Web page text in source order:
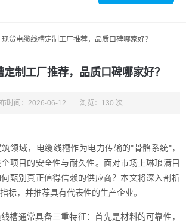
现货电缆线槽定制工厂推荐，品质口碑哪家好？
制工厂推荐，品质口碑哪家好？
时间：2026-06-12 浏览：130 次
领域，电缆线槽作为电力传输的"骨骼系统"，
项目的安全性与耐久性。面对市场上琳琅满目
甄别真正值得信赖的供应商？本文将深入剖析
标，并推荐具有代表性的生产企业。
槽通常具备三重特征：首先是材料的可靠性，